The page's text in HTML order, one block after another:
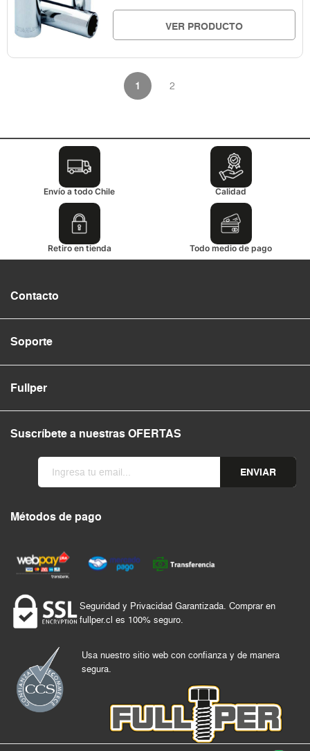
VER PRODUCTO
1 2
Envío a todo Chile Calidad
Retiro en tienda Todo medio de pago
Contacto
Soporte
Fullper
Suscríbete a nuestras OFERTAS
ENVIAR
Métodos de pago
Seguridad y Privacidad Garantizada. Comprar en
fullper.cl es 100% seguro.
Usa nuestro sitio web con confianza y de manera
segura.